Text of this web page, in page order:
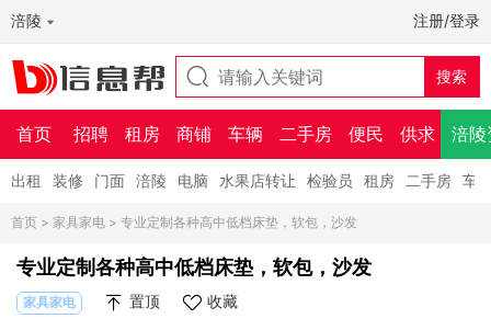
涪陵 注册/登录
首页 招聘 租房 商铺 车辆 二手房 便民 供求 涪陵
出租 装修 门面 涪陵 电脑 水果店转让 检验员 租房 二手房 车
首页 > 家具家电 > 专业定制各种高中低档床垫，软包，沙发
专业定制各种高中低档床垫，软包，沙发
家具家电 置顶 收藏